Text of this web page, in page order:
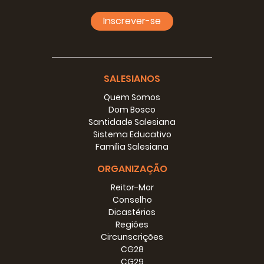
tempo. ed inoltre siano intervenuti allo stesso pio
esercizio. Ogni volta poi che con cuore almeno contrito
vigore {8 [78]} per sette anni senza alcuna spedizione di
defunti. - Dato in Roma dalla Sacra Congregaz.e delle S.
Indulgenze il giorno 6 aprile 1846. - GABRIELE Cardinale
FERRETTI Pref.o - A. Arc. PRINZIVALLI Sost.to
Il regnante Pio IX Papa estende le anzidette indulgenze a
A perpetua memoria del fatto. Esposto a Noi fu per parte
della diletta Figlia in Cristo Giulia Colbert Marchesa di
Barolo, che per umilissime preci da lei indirizzate al nostro
Predecessore Gregorio XVI. {9 [79]} di felice ricordanza,
essa aveva ottenuto per lo spazio di sette anni, con
Rescritto della Congregazione preposta alle Indulgenze e
sacre Reliquie, dato il 6. del mese di Aprile del corrente
anno MOCCCXLVI, che tutti i fedeli i quali facessero il pio
Inscrever-se
SALESIANOS
Quem Somos
Dom Bosco
Santidade Salesiana
Sistema Educativo
Família Salesiana
ORGANIZAÇÃO
Reitor-Mor
Conselho
Dicastérios
Regiões
Circunscrições
CG28
CG29